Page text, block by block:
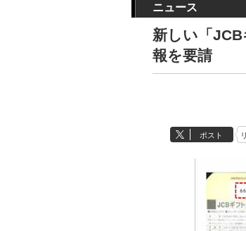
ニュース
新しい「
報を要請
ポスト